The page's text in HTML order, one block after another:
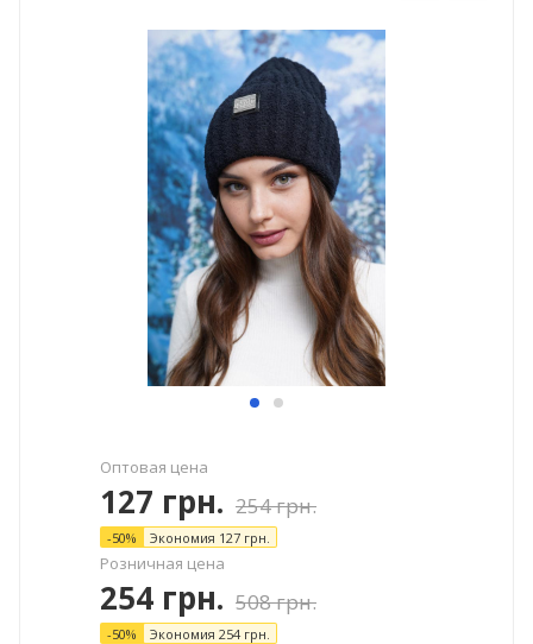
Оптовая цена
127 грн. 254грн.
-50% Экономия 127 грн.
Розничная цена
254 грн. 508грн.
-50% Экономия 254грн.